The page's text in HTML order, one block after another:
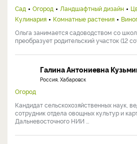
Сад Огород Ландшафтный дизайн
Кулинария
Комнатные растения
Ольга занимается садоводством со
преобразует родительский участок (12
Галина Антониевна
Россия, Хабаровск
Огород
Кандидат сельскохозяйственных наук,
сотрудник отдела овощных культур и
Дальневосточного НИИ ...